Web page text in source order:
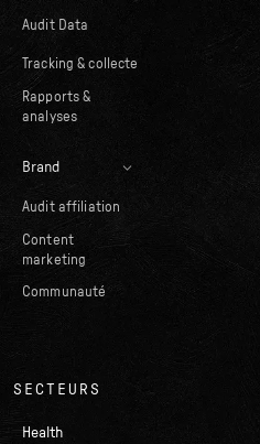
Audit Data
Tracking & collecte
Rapports &
analyses
Brand
Audit affiliation
Content
marketing
Communauté
SECTEURS
Health